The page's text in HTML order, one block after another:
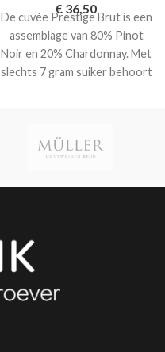
€ 36,50
De cuvée Prestige Brut is een
assemblage van 80% Pinot
Noir en 20% Chardonnay. Met
slechts 7 gram suiker behoort